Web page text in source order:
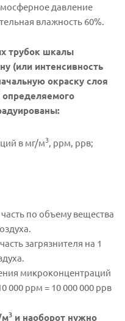
давление
влажность 60%.
трубок шкалы
(или интенсивность
окраску слоя
определяемого
в мг/м3, ррм, ррв;
по объему вещества
загрязнителя на 1
микроконцентраций
000 ррм = 10 000 000 ррв
м3 и наоборот нужно